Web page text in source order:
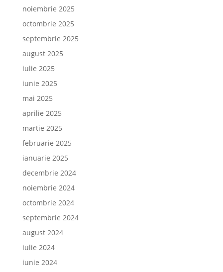
noiembrie 2025
octombrie 2025
septembrie 2025
august 2025
iulie 2025
iunie 2025
mai 2025
aprilie 2025
martie 2025
februarie 2025
ianuarie 2025
decembrie 2024
noiembrie 2024
octombrie 2024
septembrie 2024
august 2024
iulie 2024
iunie 2024